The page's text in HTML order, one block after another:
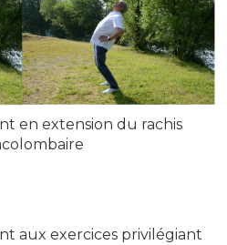
en extension du rachis
aux exercices privilégiant